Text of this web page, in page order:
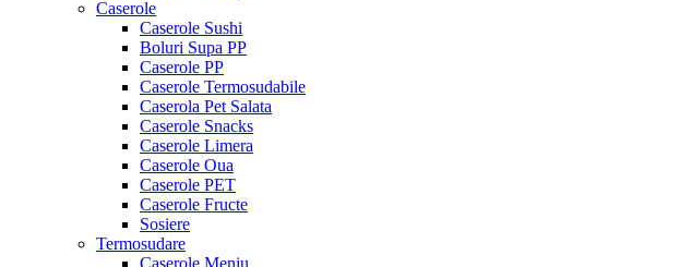
Caserole
Caserole Sushi
Boluri Supa PP
Caserole PP
Caserole Termosudabile
Caserola Pet Salata
Caserole Snacks
Caserole Limera
Caserole Oua
Caserole PET
Caserole Fructe
Sosiere
Termosudare
Caserole Meniu